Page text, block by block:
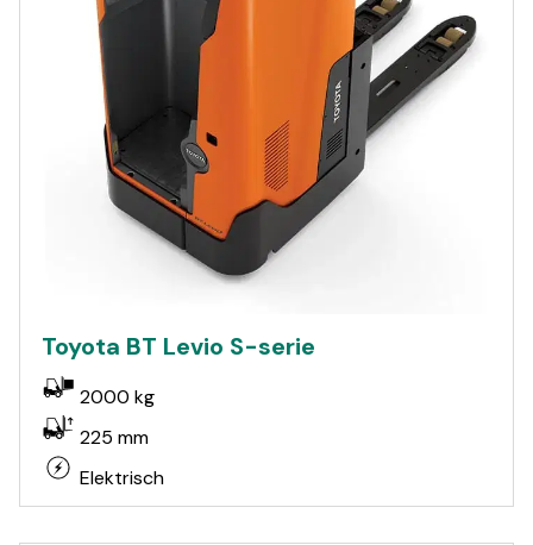
Toyota BT Levio S-serie
2000 kg
225 mm
Elektrisch